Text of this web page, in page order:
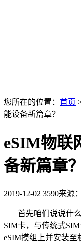
您所在的位置： 首页
能设备新篇章？
eSIM物联
备新篇章？
2019-12-02 3590来源
首先咱们说说什
SIM卡，与传统式SIM
eSIM摸组上并安装至